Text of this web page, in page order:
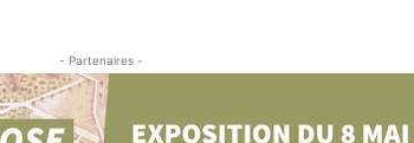
- Partenaires -